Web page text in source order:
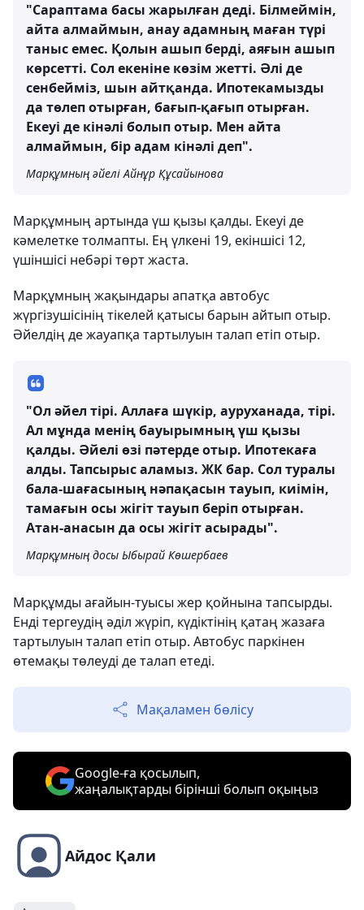
"Сараптама басы жарылған деді. Білмеймін,
айта алмаймын, анау адамның маған түрі
таныс емес. Қолын ашып берді, аяғын ашып
көрсетті. Сол екеніне көзім жетті. Әлі де
сенбейміз, шын айтқанда. Ипотекамызды
да төлеп отырған, бағып-қағып отырған.
Екеуі де кінәлі болып отыр. Мен айта
алмаймын, бір адам кінәлі деп".
Марқұмның әйелі Айнұр Құсайынова
Марқұмның артында үш қызы қалды. Екеуі де
кәмелетке толмапты. Ең үлкені 19, екіншісі 12,
үшіншісі небәрі төрт жаста.
Марқұмның жақындары апатқа автобус
жүргізушісінің тікелей қатысы барын айтып отыр.
Әйелдің де жауапқа тартылуын талап етіп отыр.
"Ол әйел тірі. Аллаға шүкір, ауруханада, тірі.
Ал мұнда менің бауырымның үш қызы
қалды. Әйелі өзі пәтерде отыр. Ипотекаға
алды. Тапсырыс аламыз. ЖК бар. Сол туралы
бала-шағасының нәпақасын тауып, киімін,
тамағын осы жігіт тауып беріп отырған.
Атан-анасын да осы жігіт асырады".
Марқұмның досы Ыбырай Көшербаев
Марқұмды ағайын-туысы жер қойнына тапсырды.
Енді тергеудің әділ жүріп, күдіктінің қатаң жазаға
тартылуын талап етіп отыр. Автобус паркінен
өтемақы төлеуді де талап етеді.
Мақаламен бөлісу
Google-ға қосылып,
жаңалықтарды бірінші болып оқыңыз
Айдос Қали